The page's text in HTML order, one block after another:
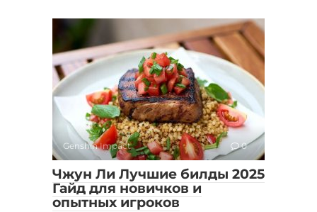
Genshin Impact 0
Чжун Ли Лучшие билды 2025
Гайд для новичков и
опытных игроков